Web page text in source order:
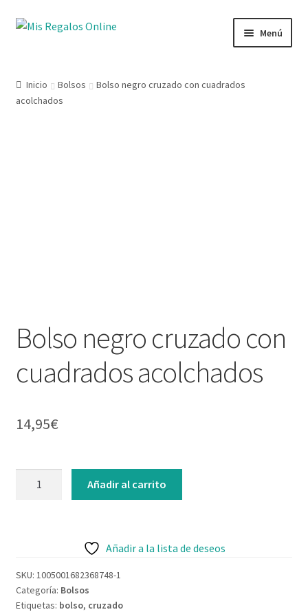
Menú
Productos
Inicio Bolsos
Bolso negro cruzado con cuadrados
acolchados
Bolso negro cruzado con
cuadrados acolchados
14,95€
Añadir al carrito
Añadir a la lista de deseos
SKU: 1005001682368748-1
Categoría: Bolsos
Etiquetas: bolso, cruzado